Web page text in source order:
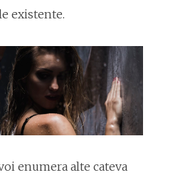
existente.
enumera alte cateva